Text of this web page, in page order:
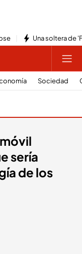
Una soltera de
Sociedad
sería
de los